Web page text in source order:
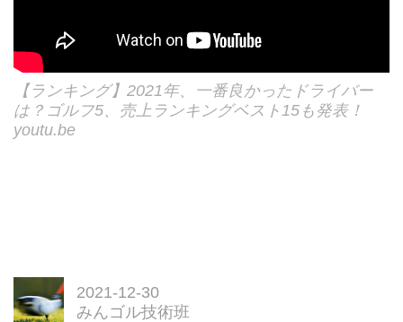
【ランキング】2021年、一番良かったドライバー
は？ゴルフ5、売上ランキングベスト15も発表！
youtu.be
2021-12-30
みんゴル技術班